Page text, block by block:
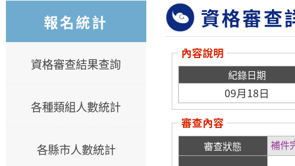
報名統計
資格審查結果查詢
各種類組人數統計
各縣市人數統計
資格審查
內容說明
紀錄日期
09月18日
審查內容
審查狀態 補件